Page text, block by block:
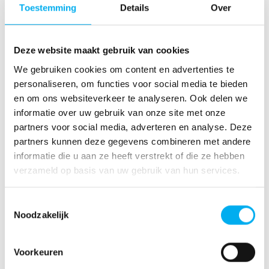
Toestemming Details Over
Deze website maakt gebruik van cookies
We gebruiken cookies om content en advertenties te
personaliseren, om functies voor social media te bieden
en om ons websiteverkeer te analyseren. Ook delen we
informatie over uw gebruik van onze site met onze
partners voor social media, adverteren en analyse. Deze
partners kunnen deze gegevens combineren met andere
informatie die u aan ze heeft verstrekt of die ze hebben
verzameld op basis van uw gebruik van hun services.
Noodzakelijk
Voorkeuren
meer vermogen en een lager geluidsniveau, terwijl de
rijomstandigheden.
Het design is subtiel maar krachtig doorontwikkeld, met
nieuwe lichtsignaturen, een verlichte grille en een modern
interieur waarin luxe en technologie samenkomen. Met een
trekgewicht tot 3.500 kg en sterke offroad-capaciteiten
blijft de GLE bovendien een veelzijdige allrounder.
Mercedes-AMG GLE 53:
geëlektrificeerde
compromis
De nieuwe Mercedes-AMG GLE 53-modellen tillen
sportiviteit naar een hoger niveau met twee geavanceerde